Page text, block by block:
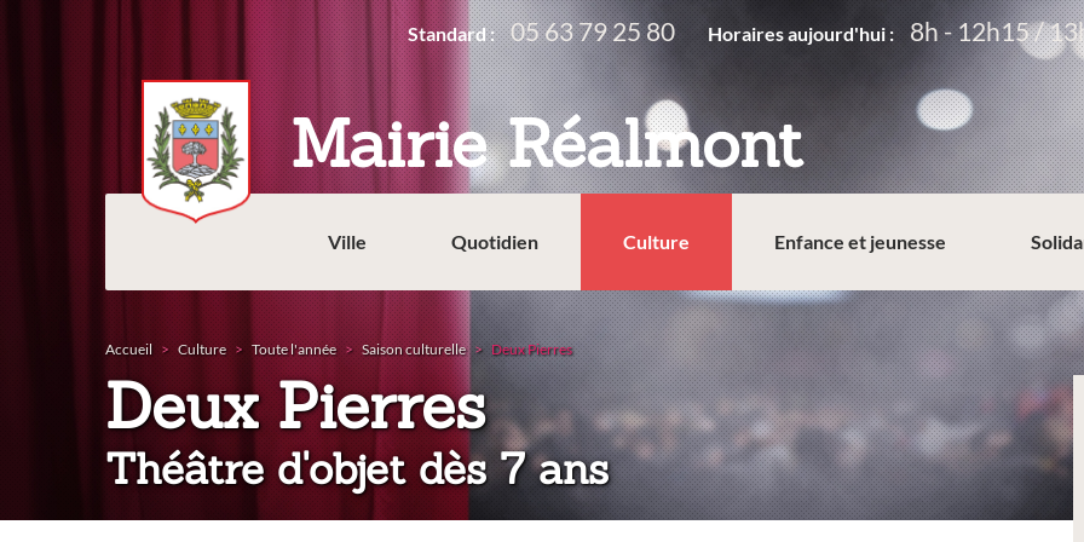
Mairie Réalmont
Standard : 05 63 79 25 80 Horaires aujourd'hui : 8h - 12h15 /
Ville Quotidien Culture Enfance et jeunesse
Accueil Culture Toute l'année Saison culturelle Deux Pierres
Deux Pierres:
Théâtre d'objet dès 7 ans